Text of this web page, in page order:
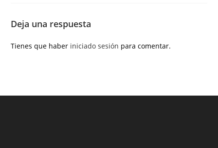
Deja una respuesta
Tienes que haber iniciado sesión para comentar.